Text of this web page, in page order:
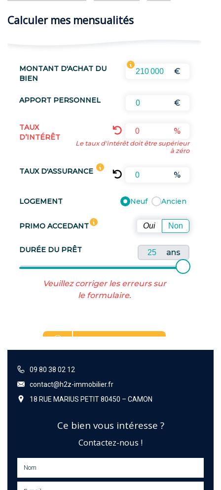
Calculer mes mensualités
09 80 38 02 12
contact@h2z-immobilier.fr
18 RUE MARIUS PETIT 80450 – CAMON
Ce bien vous intéresse ?